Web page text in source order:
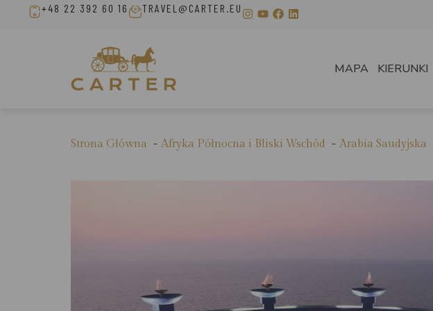
+48 22 392 60 16 TRAVEL@CARTER.EU
MAPA KIERUNKI
Strona Główna Afryka Północna i Bliski Wschód Arabia Saudyjska